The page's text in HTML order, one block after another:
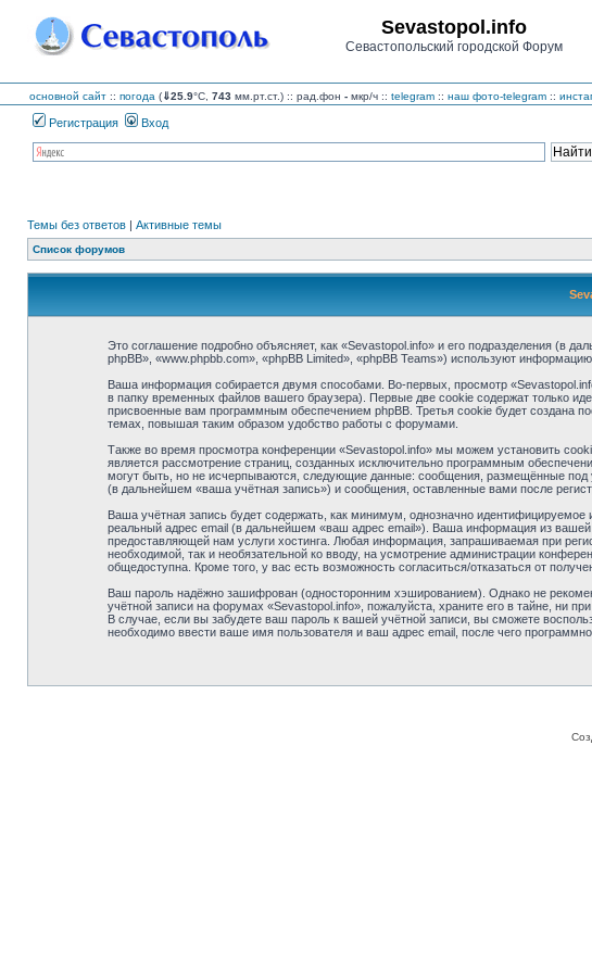
Sevastopol.info
Севастопольский городской Форум
основной сайт :: погода (⇓25.9°C, 743 мм.рт.ст.) :: рад.фон - мкр/ч :: telegram :: наш фото-telegram ::
Регистрация Вход
Темы без ответов | Активные темы
Список форумов
Это соглашение подробно объясняет, как «Sevastopol.info» и его подразделения (в
phpBB», «www.phpbb.com», «phpBB Limited», «phpBB Teams») используют
Ваша информация собирается двумя способами. Во-первых, просмотр
в папку временных файлов вашего браузера). Первые две cookie содержат только
присвоенные вам программным обеспечением phpBB. Третья cookie будет создана
темах, повышая таким образом удобство работы с форумами.
Также во время просмотра конференции «Sevastopol.info» мы можем установить
является рассмотрение страниц, созданных исключительно программным
могут быть, но не исчерпываются, следующие данные: сообщения, размещённые
(в дальнейшем «ваша учётная запись») и сообщения, оставленные вами после
Ваша учётная запись будет содержать, как минимум, однозначно
реальный адрес email (в дальнейшем «ваш адрес email»). Ваша информация из
предоставляющей нам услуги хостинга. Любая информация, запрашиваемая при
необходимой, так и необязательной ко вводу, на усмотрение администрации
общедоступна. Кроме того, у вас есть возможность согласиться/отказаться от
Ваш пароль надёжно зашифрован (односторонним хэшированием). Однако не
учётной записи на форумах «Sevastopol.info», пожалуйста, храните его в тайне, ни
В случае, если вы забудете ваш пароль к вашей учётной записи, вы сможете
необходимо ввести ваше имя пользователя и ваш адрес email, после чего